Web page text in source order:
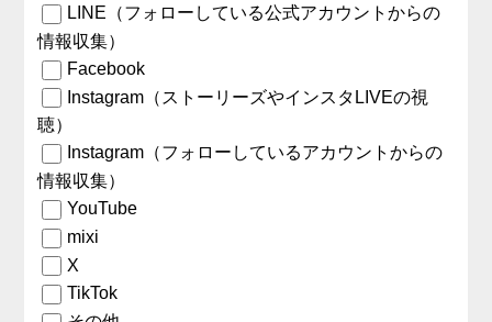
LINE（フォローしている公式アカウントからの
情報収集）
Facebook
Instagram（ストーリーズやインスタLIVEの視
聴）
Instagram（フォローしているアカウントからの
情報収集）
YouTube
mixi
X
TikTok